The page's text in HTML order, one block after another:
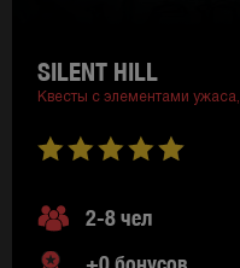
SILENT HILL
Квесты с элементами ужаса,
2-8 чел